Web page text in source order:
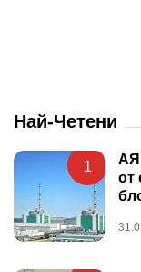
Най-Четени
1
от